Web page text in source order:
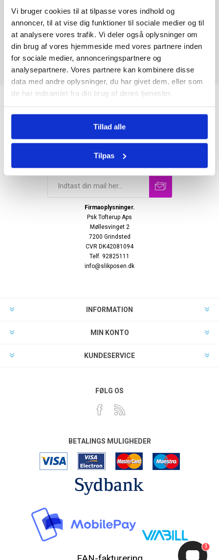
Vi bruger cookies til at tilpasse vores indhold og
annoncer, til at vise dig funktioner til sociale medier og til
at analysere vores trafik. Vi deler også oplysninger om
din brug af vores hjemmeside med vores partnere inden
for sociale medier, annonceringspartnere og
analysepartnere. Vores partnere kan kombinere disse
data med andre oplysninger, du har givet dem, eller som
de har indsamlet fra din brug af deres tjenester.
Tillad alle
Tilpas
Firmaoplysninger.
Psk Tofterup Aps
Møllesvinget 2
7200 Grindsted
CVR DK42081094
Telf. 92825111
info@slikposen.dk
INFORMATION
MIN KONTO
KUNDESERVICE
FØLG OS
BETALINGS MULIGHEDER
1